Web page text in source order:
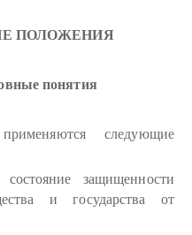
ПОЛОЖЕНИЯ
понятия
следующие
защищенности
и государства от